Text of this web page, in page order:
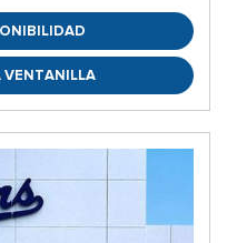
VENTANILLA